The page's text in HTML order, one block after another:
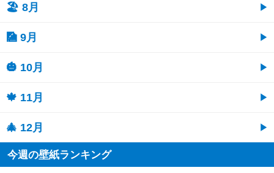
🏖 8月
🎑 9月
🎃 10月
🍁 11月
🎄 12月
今週の壁紙ランキング